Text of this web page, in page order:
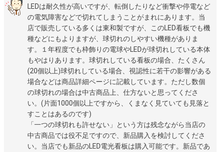
LEDは耐久性が高いですが、転倒したりなど衝撃や停電など
の電気障害などで切れてしまうことがまれにあります。当
店で販売している多くは東和製ですが、このLED看板でも機
種などにもよりますが、球切れのしやすい機種がありま
す。１年程度でも枠飾りの電球やLEDが球切れしている本体
もやはりあります。球切れしている看板の場合、たくさん
(20個以上)球切れしている場合、視認性に若干の影響がある
場合などは商品詳細ページに記載しています。ただし数個
の球切れの場合は中古商品上、仕方ないと思ってくださ
い。(片面1000個以上ですから、くまなく見ていても見落と
すことはあるのです)
「一つの球切れも許せない」という方は残念ながら当店の
中古商品では役不足ですので、新品購入を検討してくださ
い。当店でも新品のLED電光看板は購入可能です。新品であ